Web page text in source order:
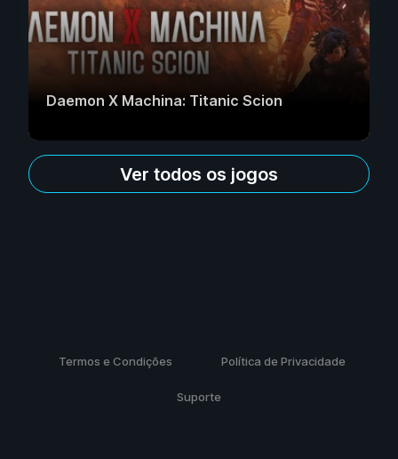
Daemon X Machina: Titanic Scion
Ver todos os jogos
Termos e Condições Política de Privacidade
Suporte